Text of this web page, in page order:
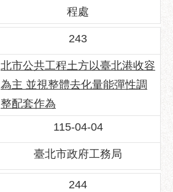
程處
243
北市公共工程土方以臺北港收容
為主 並視整體去化量能彈性調
整配套作為
115-04-04
臺北市政府工務局
244